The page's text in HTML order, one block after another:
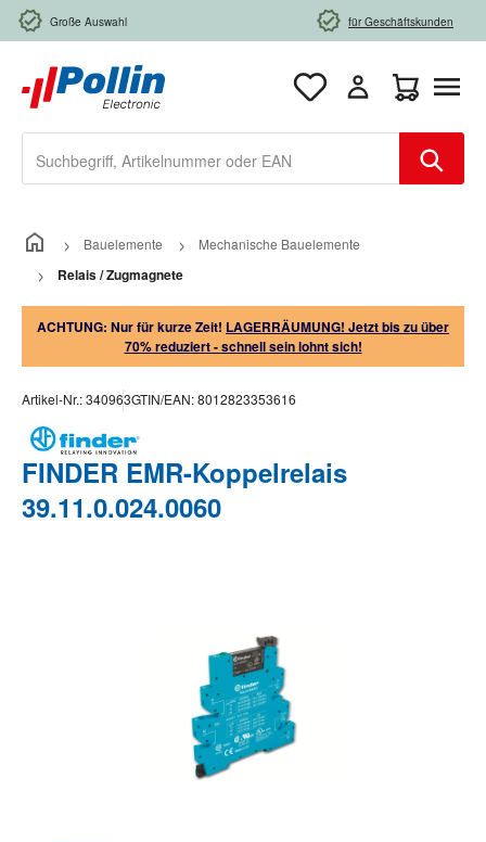
Zum Hauptinhalt springen
Große Auswahl für Geschäftskunden
Bauelemente Mechanische Bauelemente
Relais / Zugmagnete
ACHTUNG: Nur für kurze Zeit! LAGERRÄUMUNG! Jetzt bis zu über
70% reduziert - schnell sein lohnt sich!
Artikel-Nr.:340963GTIN/EAN:8012823353616
FINDER EMR-Koppelrelais
39.11.0.024.0060